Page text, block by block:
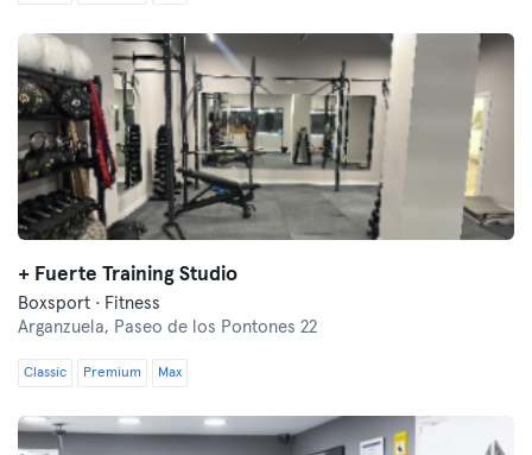
+ Fuerte Training Studio
Boxsport · Fitness
Arganzuela, Paseo de los Pontones 22
Classic Premium Max